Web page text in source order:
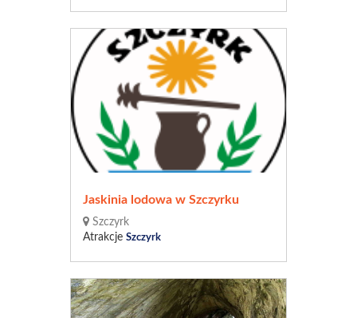
Jaskinia lodowa w Szczyrku
Szczyrk
Atrakcje Szczyrk